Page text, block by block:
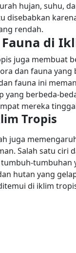
hujan, suhu,
disebabkan
rendah.
di
juga membuat
dan fauna yang
fauna ini
yang berbeda-
mereka
Tropis
juga
Salah satu ciri
tumbuhan
hutan yang
di iklim